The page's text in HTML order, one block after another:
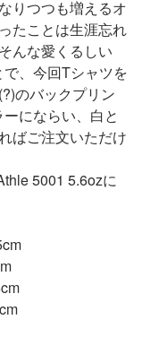
りつつも増えるオ
たことは生涯忘れ
んな愛くるしい
、今回Tシャツを
のバックプリン
にならい、白と
ばご注文いただけ
5001 5.6ozに